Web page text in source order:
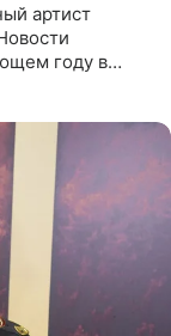
артист
году в